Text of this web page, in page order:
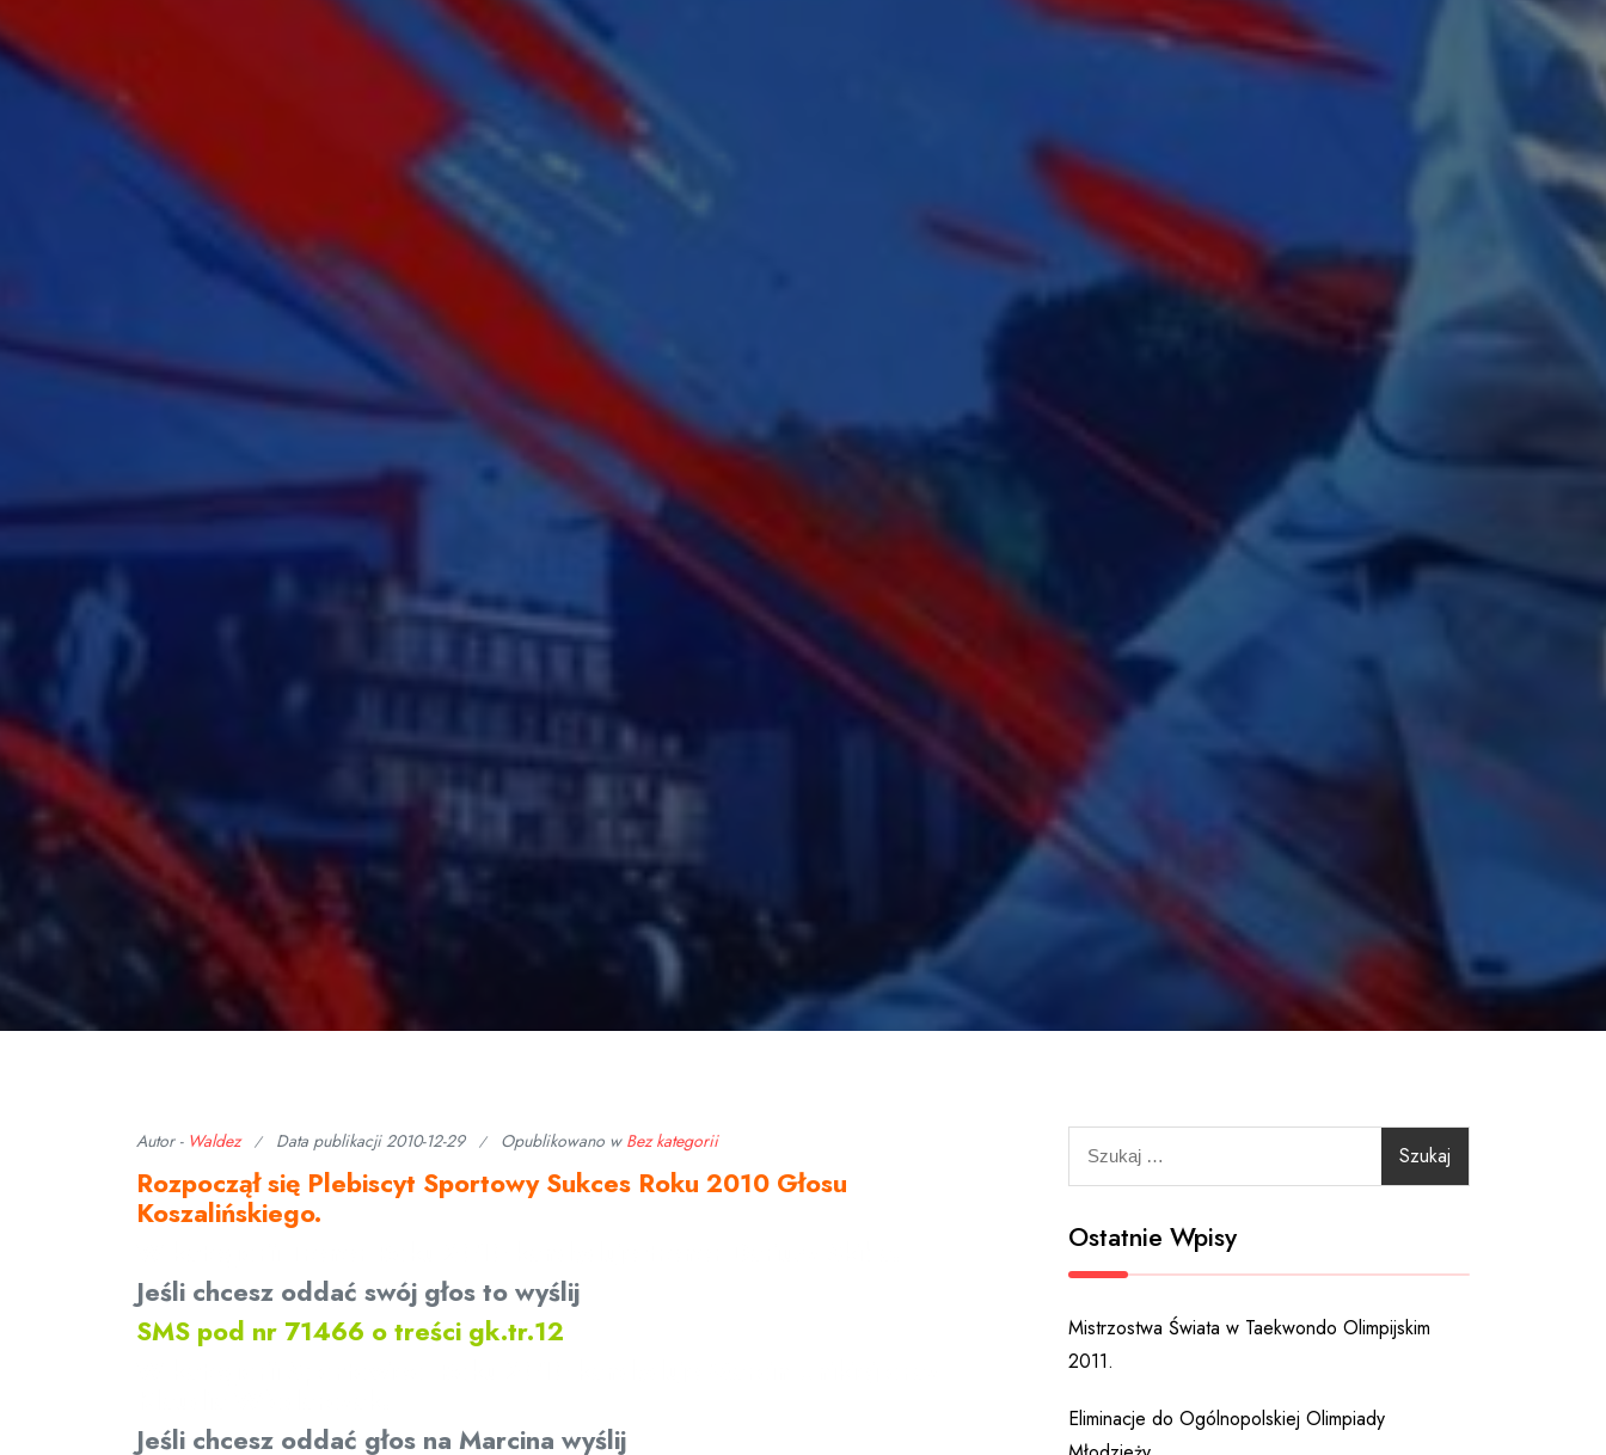
Autor - Waldez Data publikacji2010-12-29 Opublikowano w Bez kategorii
Rozpoczął się Plebiscyt Sportowy Sukces Roku 2010 Głosu
Koszalińskiego.
Jeśli chcesz oddać swój głos to wyślij
SMS pod nr 71466 o treści gk.tr.12
Jeśli chcesz oddać głos na Marcina wyślij
Ostatnie Wpisy
Mistrzostwa Świata w Taekwondo Olimpijskim
2011.
Eliminacje do Ogólnopolskiej Olimpiady